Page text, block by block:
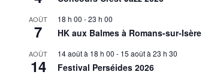
AOÛT
7
18 h 00 -23 h 00
HK aux Balmes à Romans-sur-Isère
AOÛT
14
14 août à 18 h 00 - 15 août à 23 h 30
Festival Perséides 2026